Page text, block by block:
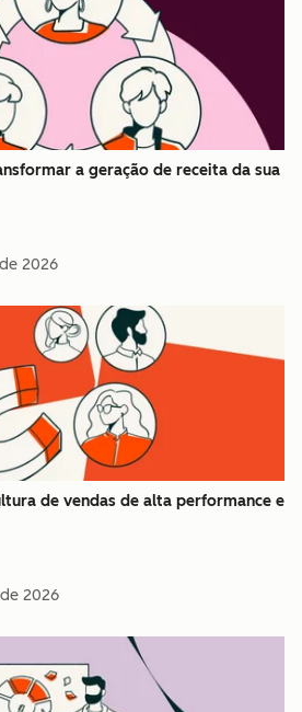
a geração de receita da sua
2026
de vendas de alta performance e
2026